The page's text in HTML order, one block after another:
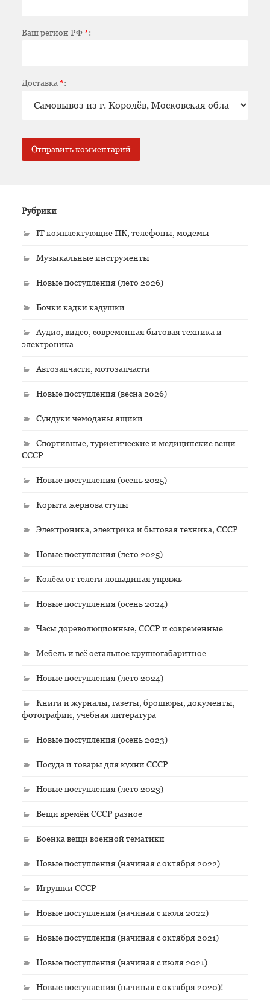
Ваш регион РФ*:
Доставка *:
Рубрики
IT комплектующие ПК, телефоны, модемы
Музыкальные инструменты
Новые поступления (лето 2026)
Бочки кадки кадушки
Аудио, видео, современная бытовая техника и
электроника
Автозапчасти, мотозапчасти
Новые поступления (весна 2026)
Сундуки чемоданы ящики
Спортивные, туристические и медицинские вещи
СССР
Новые поступления (осень 2025)
Корыта жернова ступы
Электроника, электрика и бытовая техника, СССР
Новые поступления (лето 2025)
Колёса от телеги лошадиная упряжь
Новые поступления (осень 2024)
Часы дореволюционные, СССР и современные
Мебель и всё остальное крупногабаритное
Новые поступления (лето 2024)
Книги и журналы, газеты, брошюры, документы,
фотографии, учебная литература
Новые поступления (осень 2023)
Посуда и товары для кухни СССР
Новые поступления (лето 2023)
Вещи времён СССР разное
Военка вещи военной тематики
Новые поступления (начиная с октября 2022)
Игрушки СССР
Новые поступления (начиная с июля 2022)
Новые поступления (начиная с октября 2021)
Новые поступления (начиная с июля 2021)
Новые поступления (начиная с октября 2020)!